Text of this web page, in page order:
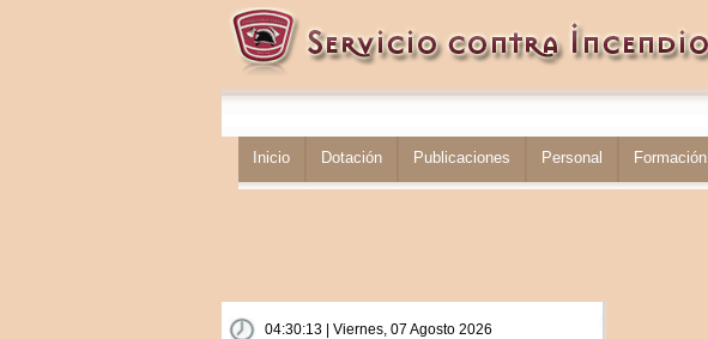
Inicio Dotación Publicaciones Personal Formación
04:30:14 | Viernes, 07 Agosto 2026